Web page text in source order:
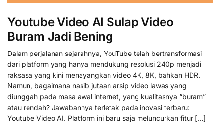
Youtube Video AI Sulap Video
Buram Jadi Bening
Dalam perjalanan sejarahnya, YouTube telah bertransformasi
dari platform yang hanya mendukung resolusi 240p menjadi
raksasa yang kini menayangkan video 4K, 8K, bahkan HDR.
Namun, bagaimana nasib jutaan arsip video lawas yang
diunggah pada masa awal internet, yang kualitasnya “buram”
atau rendah? Jawabannya terletak pada inovasi terbaru:
Youtube Video AI. Platform ini baru saja meluncurkan fitur […]